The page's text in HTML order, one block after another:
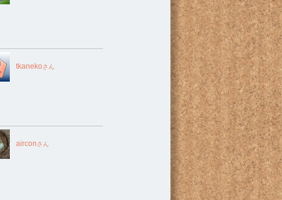
tkanekoさん
airconさん